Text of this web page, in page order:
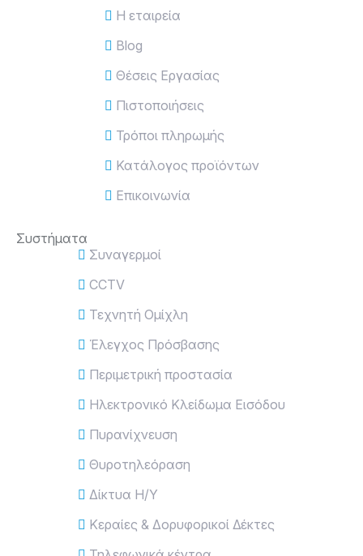
Η εταιρεία
Blog
Θέσεις Εργασίας
Πιστοποιήσεις
Τρόποι πληρωμής
Κατάλογος προϊόντων
Επικοινωνία
Συστήματα
Συναγερμοί
CCTV
Τεχνητή Ομίχλη
Έλεγχος Πρόσβασης
Περιμετρική προστασία
Ηλεκτρονικό Κλείδωμα Εισόδου
Πυρανίχνευση
Θυροτηλεόραση
Δίκτυα Η/Υ
Κεραίες & Δορυφορικοί Δέκτες